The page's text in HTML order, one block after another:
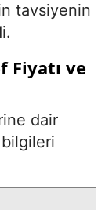
tavsiyenin
Fiyatı ve
dair